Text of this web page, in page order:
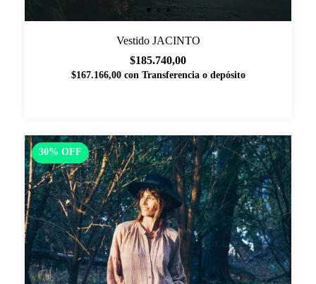
Vestido JACINTO
$185.740,00
$167.166,00 con Transferencia o depósito
30% OFF